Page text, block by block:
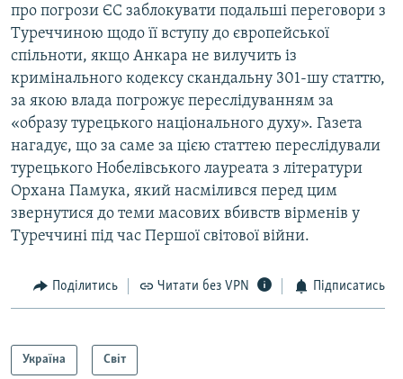
про погрози ЄС заблокувати подальші переговори з
Туреччиною щодо її вступу до європейської
спільноти, якщо Анкара не вилучить із
кримінального кодексу скандальну 301-шу статтю,
за якою влада погрожує переслідуванням за
«образу турецького національного духу». Газета
нагадує, що за саме за цією статтею переслідували
турецького Нобелівського лауреата з літератури
Орхана Памука, який насмілився перед цим
звернутися до теми масових вбивств вірменів у
Туреччині під час Першої світової війни.
Поділитись Читати без VPN Підписатись
Україна Світ